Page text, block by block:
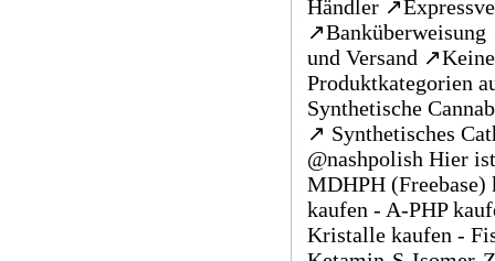
Händler
und Versand
Produktkategorien
Synthetische
↗️ Synthetisches
@nashpolish Hier
MDHPH
kaufen - A-PHP
Kristalle kaufen -